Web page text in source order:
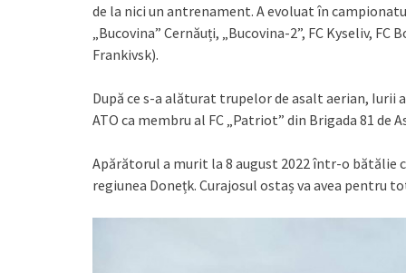
de la nici un antrenament. A evoluat în
„Bucovina” Cernăuți, „Bucovina-2”, FC Kyseliv,
Frankivsk).
După ce s-a alăturat trupelor de asalt aerian,
ATO ca membru al FC „Patriot” din Brigada 81
Apărătorul a murit la 8 august 2022 într-o bătălie
regiunea Donețk. Curajosul ostaș va avea pentru